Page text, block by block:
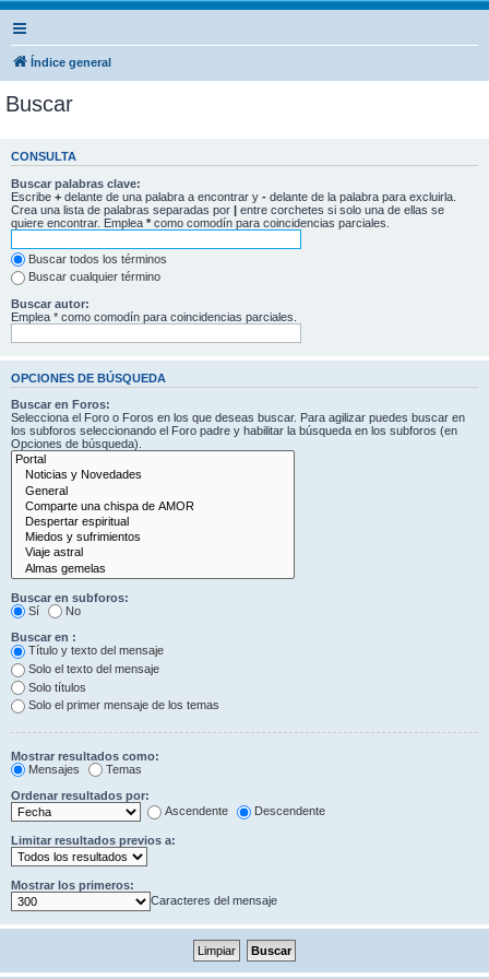
Índice general
Buscar
CONSULTA
Buscar palabras clave:
Escribe + delante de una palabra a encontrar y - delante de la palabra para excluirla.
Crea una lista de palabras separadas por | entre corchetes si solo una de ellas se
quiere encontrar. Emplea * como comodín para coincidencias parciales.
Buscar todos los términos
Buscar cualquier término
Buscar autor:
Emplea * como comodín para coincidencias parciales.
OPCIONES DE BÚSQUEDA
Buscar en Foros:
Selecciona el Foro o Foros en los que deseas buscar. Para agilizar puedes buscar en
los subforos seleccionando el Foro padre y habilitar la búsqueda en los subforos (en
Opciones de búsqueda).
Buscar en subforos:
Sí
No
Buscar en :
Título y texto del mensaje
Solo el texto del mensaje
Solo títulos
Solo el primer mensaje de los temas
Mostrar resultados como:
Mensajes
Temas
Ordenar resultados por:
Ascendente
Descendente
Limitar resultados previos a:
Mostrar los primeros:
Caracteres del mensaje